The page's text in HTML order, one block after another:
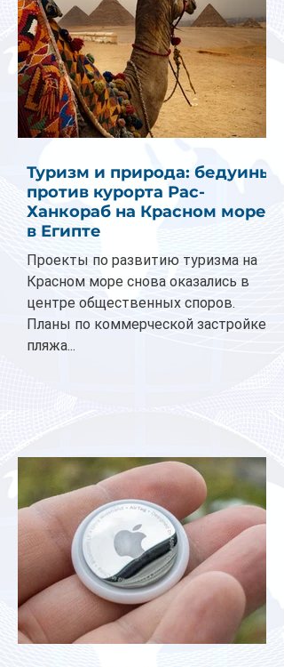
Туризм и природа: бедуины
против курорта Рас-
Ханкораб на Красном море
в Египте
Проекты по развитию туризма на
Красном море снова оказались в
центре общественных споров.
Планы по коммерческой застройке
пляжа...